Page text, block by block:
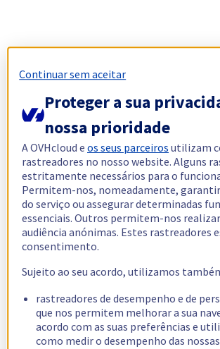
Continuar sem aceitar
Proteger a sua
nossa prioridade
A OVHcloud eos seus parceiros utilizam
rastreadores no nosso website. Alguns
estritamente necessários para o
Permitem-nos, nomeadamente,
do serviço ou assegurar determinadas
essenciais. Outros permitem-nos
audiência anónimas. Estes rastreadores
consentimento.
Sujeito ao seu acordo, utilizamos
rastreadores de desempenho e de
que nos permitem melhorar a sua
acordo com as suas preferências e
como medir o desempenho das